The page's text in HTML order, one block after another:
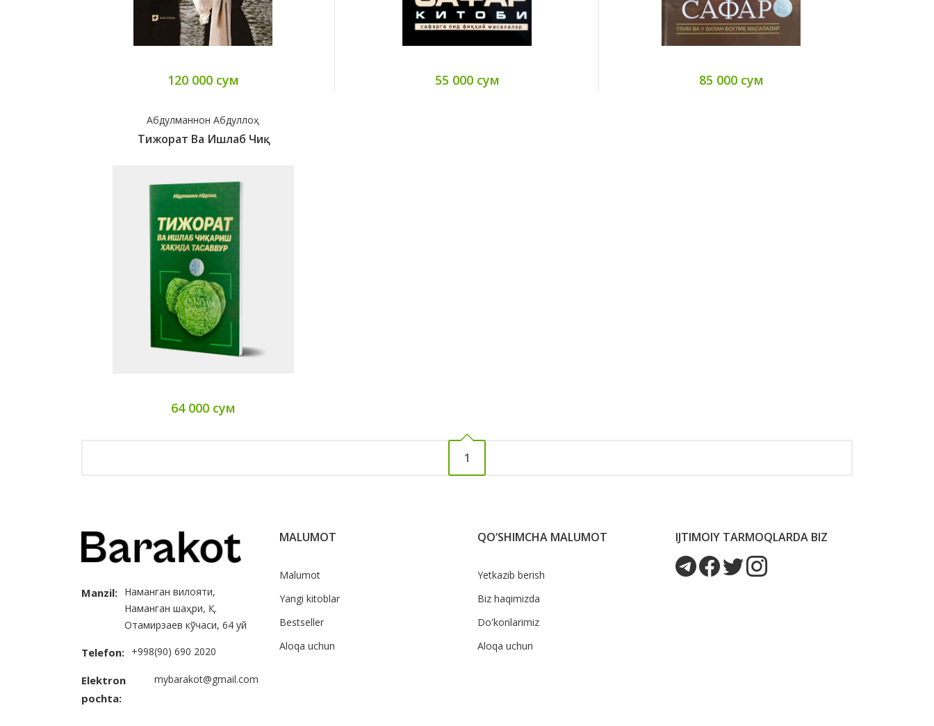
120 000 сум 55 000 сум 85 000 сум
Абдулманнон Абдуллоҳ
Тижорат Ва Ишлаб Чиқ..
64 000 сум
1
Manzil: Наманган вилояти,
Наманган шаҳри, Қ.
Отамирзаев кўчаси, 64 уй
Telefon: +998(90) 690 2020
Elektron
pochta:
mybarakot@gmail.com
MALUMOT
Malumot
Yangi kitoblar
Bestseller
Aloqa uchun
QO‘SHIMCHA MALUMOT
Yetkazib berish
Biz haqimizda
Do'konlarimiz
Aloqa uchun
IJTIMOIY TARMOQLARDA BIZ